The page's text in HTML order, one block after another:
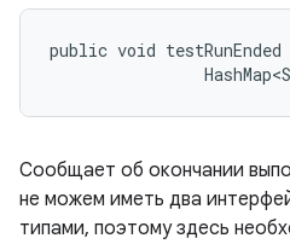
public void
Сообщает об окончании
не можем иметь два
типами, поэтому здесь